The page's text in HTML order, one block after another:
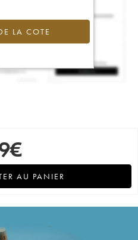
LA COTE
€
AU PANIER